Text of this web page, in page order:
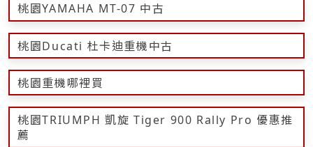
桃園YAMAHA MT-07 中古
桃園Ducati 杜卡迪重機中古
桃園重機哪裡買
桃園TRIUMPH 凱旋 Tiger 900 Rally Pro 優惠推
薦